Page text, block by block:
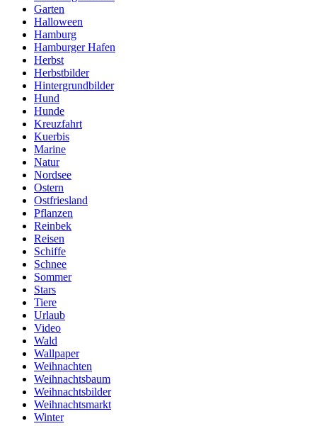
Garten
Halloween
Hamburg
Hamburger Hafen
Herbst
Herbstbilder
Hintergrundbilder
Hund
Hunde
Kreuzfahrt
Kuerbis
Marine
Natur
Nordsee
Ostern
Ostfriesland
Pflanzen
Reinbek
Reisen
Schiffe
Schnee
Sommer
Stars
Tiere
Urlaub
Video
Wald
Wallpaper
Weihnachten
Weihnachtsbaum
Weihnachtsbilder
Weihnachtsmarkt
Winter